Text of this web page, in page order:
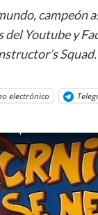
Youtube y
Squad.
electrónico